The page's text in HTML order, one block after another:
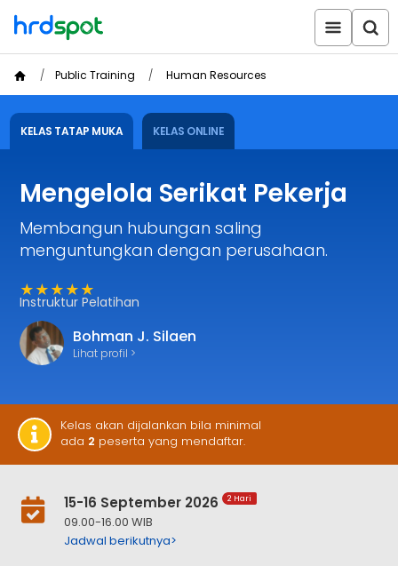
Public Training Human Resources
KELAS TATAP MUKA KELAS ONLINE
Mengelola Serikat Pekerja
Membangun hubungan saling
menguntungkan dengan perusahaan.
★★★★★
Instruktur Pelatihan
Bohman J. Silaen
Lihat profil >
Kelas akan dijalankan bila minimal
ada 2 peserta yang mendaftar.
15-16 September 2026 2 Hari
09.00-16.00 WIB
Jadwal berikutnya>